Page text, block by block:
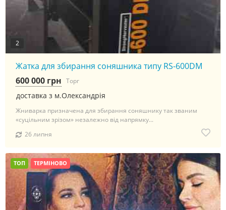
2
Жатка для збирання соняшника типу RS-600DM
доставка з м.Олександрія
600 000 грн Торг
Жниварка призначена для збирання соняшнику так званим
«суцільним зрізом» незалежно від напрямку...
26 липня
ТОП ТЕРМІНОВО